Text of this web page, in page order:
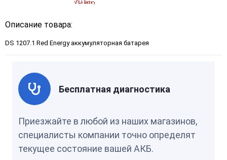
Описание товара:
DS 1207.1 Red Energy аккумуляторная батарея
Бесплатная диагностика
Приезжайте в любой из наших магазинов,
специалисты компании точно определят
текущее состояние вашей АКБ.